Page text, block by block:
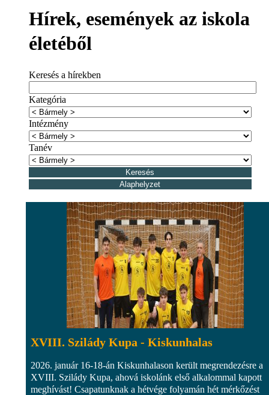
Hírek, események az iskola
életéből
Keresés a hírekben
Kategória
Intézmény
Tanév
XVIII. Szilády Kupa - Kiskunhalas
2026. január 16-18-án Kiskunhalason került megrendezésre a
XVIII. Szilády Kupa, ahová iskolánk első alkalommal kapott
meghívást! Csapatunknak a hétvége folyamán hét mérkőzést